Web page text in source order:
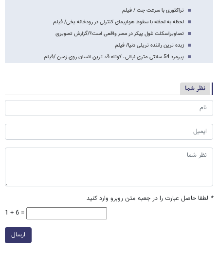
تراکتوری با سرعت جت / فیلم
لحظه به لحظه با سقوط هواپیمای کنترلی در رودخانه یخی/ فیلم
تصاویراسکلت غول پیکر در مصر واقعی است؟/گزارش تصویری
زبده ترین راننده تریلی دنیا/ فیلم
پیرمرد 54 سانتی متری نپالی، کوتاه قد ترین انسان روی زمین /فیلم
نظر شما
* لطفا حاصل عبارت را در جعبه متن روبرو وارد کنید
1 + 6 =
ارسال